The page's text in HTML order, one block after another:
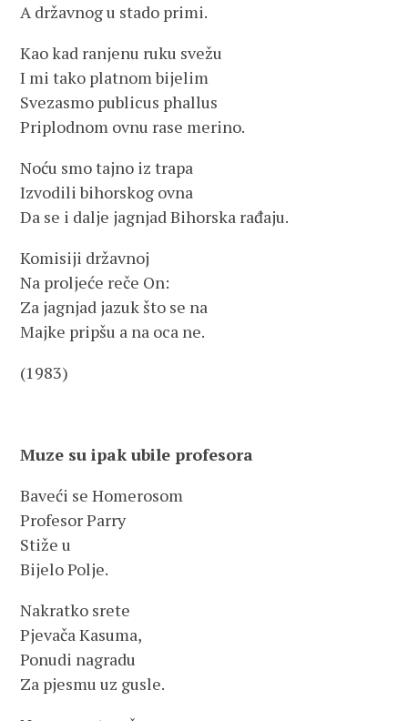
A državnog u stado primi.
Kao kad ranjenu ruku svežu
I mi tako platnom bijelim
Svezasmo publicus phallus
Priplodnom ovnu rase merino.
Noću smo tajno iz trapa
Izvodili bihorskog ovna
Da se i dalje jagnjad Bihorska rađaju.
Komisiji državnoj
Na proljeće reče On:
Za jagnjad jazuk što se na
Majke pripšu a na oca ne.
(1983)
Muze su ipak ubile profesora
Baveći se Homerosom
Profesor Parry
Stiže u
Bijelo Polje.
Nakratko srete
Pjevača Kasuma,
Ponudi nagradu
Za pjesmu uz gusle.